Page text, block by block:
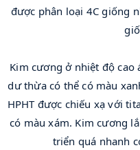
được phân loại 4C giống
Kim cương ở nhiệt độ cao
dư thừa có thể có màu
HPHT được chiếu xạ với
có màu xám. Kim cương
triển quá nhanh